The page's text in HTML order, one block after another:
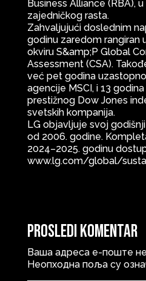
Business Alliance (RBA),
zajedničkog rasta.
Zahvaljujući doslednim
godinu zaredom rangiran u
okviru S&amp;P Global
Assessment (CSA).
već pet godina uzastopno
agencije MSCI, i 13
prestižnog Dow Jones
svetskih kompanija.
LG objavljuje svoj
od 2006. godine.
2024–2025. godinu
www.lg.com/global/
Prosledi komentar
Ваша адреса е-поште
Неопходна поља су